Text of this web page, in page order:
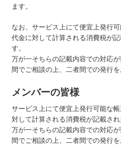
ます。
なお、サービス上にて便宜上発行
代金に対して計算される消費税が
す。
万が一そちらの記載内容での対応
間でご相談の上、二者間での発行を
メンバーの皆様
サービス上にて便宜上発行可能な
対して計算される消費税が記載され
万が一そちらの記載内容での対応
間でご相談の上、二者間での発行を